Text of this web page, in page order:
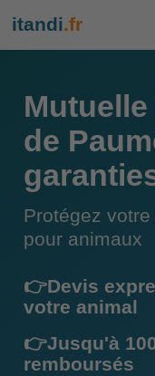
itandi.fr
de
Protégez
pour animaux
👉Devis
votre animal
👉Jusqu'à
remboursés